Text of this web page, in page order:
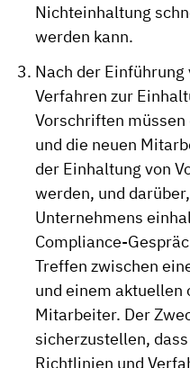
Nichteinhaltung
werden kann.
Nach der
Verfahren zur
Vorschriften
und die neuen
der Einhaltung von
werden, und
Unternehmens
Compliance-
Treffen zwischen
und einem aktuellen
Mitarbeiter. Der
sicherzustellen,
Richtlinien und